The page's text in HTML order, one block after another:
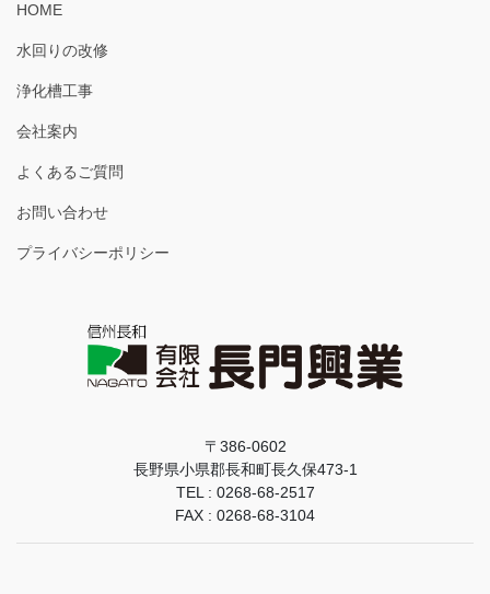
HOME
水回りの改修
浄化槽工事
会社案内
よくあるご質問
お問い合わせ
プライバシーポリシー
〒386-0602
長野県小県郡長和町長久保473-1
TEL : 0268-68-2517
FAX : 0268-68-3104